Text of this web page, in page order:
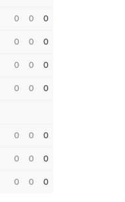
0 0 0
0 0 0
0 0 0
0 0 0
0 0 0
0 0 0
0 0 0